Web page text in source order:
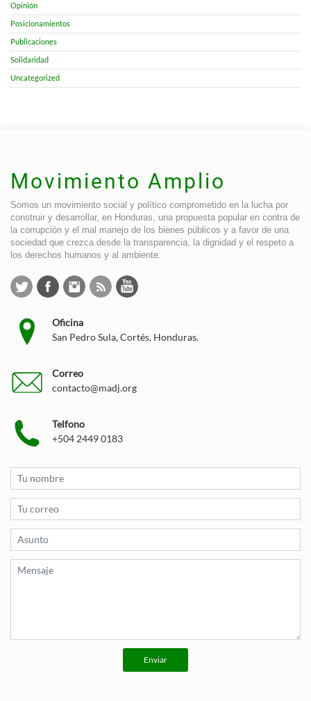
Opinión
Posicionamientos
Publicaciones
Solidaridad
Uncategorized
Movimiento Amplio
Somos un movimiento social y político comprometido en la lucha por
construir y desarrollar, en Honduras, una propuesta popular en contra de
la corrupción y el mal manejo de los bienes públicos y a favor de una
sociedad que crezca desde la transparencia, la dignidad y el respeto a
los derechos humanos y al ambiente.
Oficina
San Pedro Sula, Cortés, Honduras.
Correo
contacto@madj.org
Telfono
+504 2449 0183
Enviar